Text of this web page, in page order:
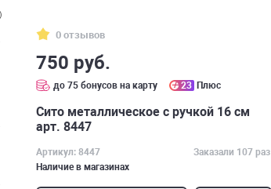
0 отзывов
750 руб.
до 75 бонусов на карту 23 Плюс
Сито металлическое с ручкой 16 см
арт. 8447
Артикул: 8447
Заказали 107 раз
Наличие в магазинах